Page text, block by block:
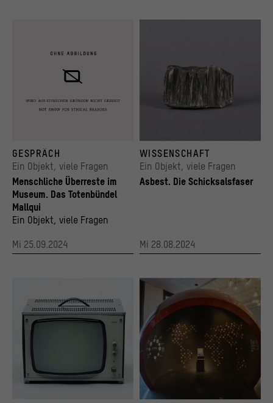
GESPRÄCH
Ein Objekt, viele Fragen
Menschliche Überreste im
Museum. Das Totenbündel
Mallqui
Ein Objekt, viele Fragen
Mi 25.09.2024
© Technische Universität Berlin / Stiftung
WISSENSCHAFT
Ein Objekt, viele Fragen
Asbest. Die Schicksalsfaser
Mi 28.08.2024